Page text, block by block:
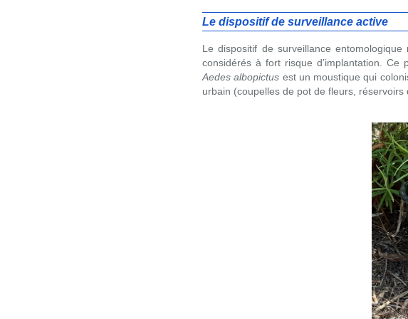
Le dispositif de surveillance active
Le dispositif de surveillance
considérés à fort risque d’implantation. Ce
Aedes albopictus est un moustique qui
urbain (coupelles de pot de fleurs, réservoirs